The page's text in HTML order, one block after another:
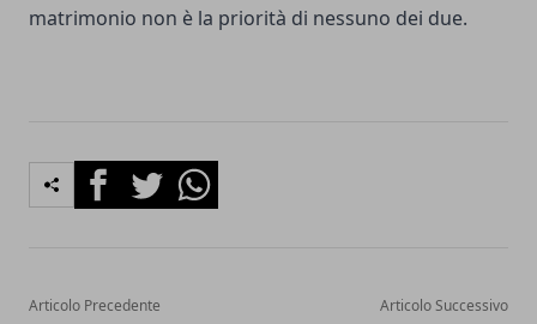
matrimonio non è la priorità di nessuno dei due.
FacebookTwitterWhatsapp
Articolo Precedente Articolo Successivo